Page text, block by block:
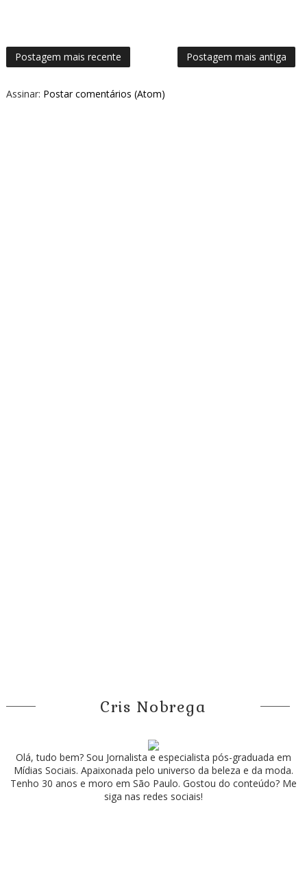
Postagem mais recente Postagem mais antiga
Assinar: Postar comentários (Atom)
Cris Nobrega
Olá, tudo bem? Sou Jornalista e especialista pós-graduada em
Mídias Sociais. Apaixonada pelo universo da beleza e da moda.
Tenho 30 anos e moro em São Paulo. Gostou do conteúdo? Me
siga nas redes sociais!